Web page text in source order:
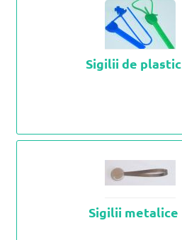
Sigilii de plastic
Sigilii metalice